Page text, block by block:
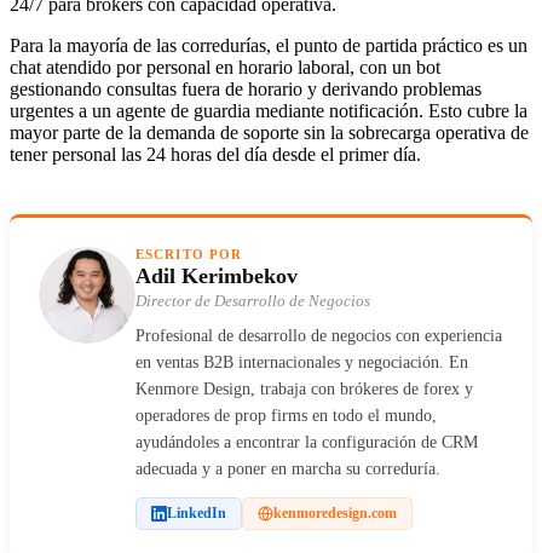
Para la mayoría de las corredurías, el punto de partida práctico es un
chat atendido por personal en horario laboral, con un bot
gestionando consultas fuera de horario y derivando problemas
urgentes a un agente de guardia mediante notificación. Esto cubre la
mayor parte de la demanda de soporte sin la sobrecarga operativa de
tener personal las 24 horas del día desde el primer día.
ESCRITO POR
Adil Kerimbekov
Director de Desarrollo de Negocios
Profesional de desarrollo de negocios con experiencia
en ventas B2B internacionales y negociación. En
Kenmore Design, trabaja con brókeres de forex y
operadores de prop firms en todo el mundo,
ayudándoles a encontrar la configuración de CRM
adecuada y a poner en marcha su correduría.
LinkedIn kenmoredesign.com